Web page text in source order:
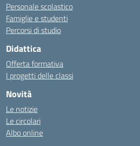
Personale scolastico
Famiglie e studenti
Percorsi di studio
Didattica
Offerta formativa
I progetti delle classi
Novità
Le notizie
Le circolari
Albo online